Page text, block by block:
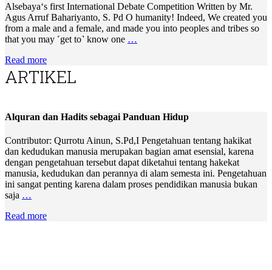
Alsebaya‘s first International Debate Competition Written by Mr.
Agus Arruf Bahariyanto, S. Pd O humanity! Indeed, We created you
from a male and a female, and made you into peoples and tribes so
that you may ˹get to˺ know one …
Read more
ARTIKEL
Alquran dan Hadits sebagai Panduan Hidup
Contributor: Qurrotu Ainun, S.Pd,I Pengetahuan tentang hakikat
dan kedudukan manusia merupakan bagian amat esensial, karena
dengan pengetahuan tersebut dapat diketahui tentang hakekat
manusia, kedudukan dan perannya di alam semesta ini. Pengetahuan
ini sangat penting karena dalam proses pendidikan manusia bukan
saja …
Read more